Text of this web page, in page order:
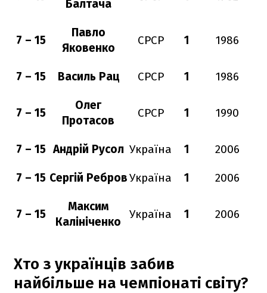
Балтача
7 – 15
Павло
Яковенко
СРСР 1 1986
7 – 15 Василь Рац СРСР 1 1986
7 – 15
Олег
Протасов
СРСР 1 1990
7 – 15 Андрій Русол Україна 1 2006
7 – 15 Сергій РебровУкраїна 1 2006
7 – 15
Максим
Калініченко
Україна 1 2006
Хто з українців забив
найбільше на чемпіонаті світу?